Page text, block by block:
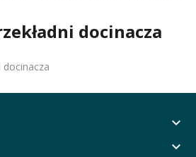
docinacza
keyboard_arrow_down
keyboard_arrow_down